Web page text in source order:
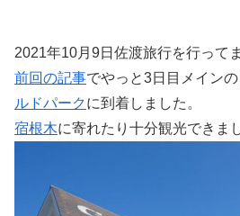
2021年10月9日佐渡旅行を行って
前回の記事でやっと3日目メイン
ルドパークに到着しました。
宿根木に寄れたり十分観光できま